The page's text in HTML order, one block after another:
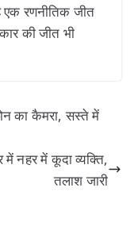
एक रणनीतिक जीत
की जीत भी
का कैमरा, सस्ते में
में कूदा व्यक्ति,
तलाश जारी